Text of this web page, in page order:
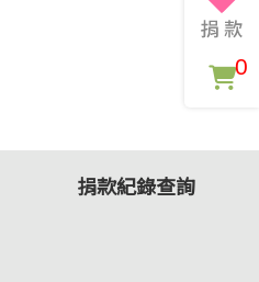
捐款紀錄查詢
0